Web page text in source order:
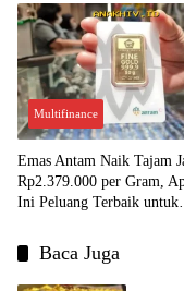
Multifinance
Emas Antam Naik Tajam
Rp2.379.000 per Gram,
Ini Peluang Terbaik untuk
Baca Juga